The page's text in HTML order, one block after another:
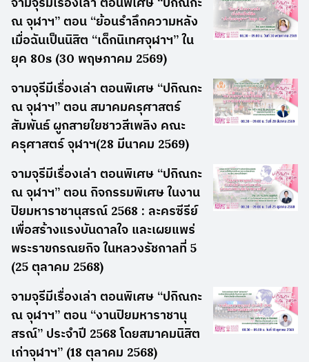
ณ จุฬาฯ” ตอน “ย้อนรำลึกความหลัง
เมื่อฉันเป็นนิสิต “เด็กนิเทศจุฬาฯ” ใน
ยุค 80s (30 พฤษภาคม 2569)
จามจุรีมีเรื่องเล่า ตอนพิเศษ “ปกิณกะ
ณ จุฬาฯ” ตอน สมาคมครุศาสตร์
สัมพันธ์ ผูกสายใยชาวสีเพลิง คณะ
ครุศาสตร์ จุฬาฯ(28 มีนาคม 2569)
จามจุรีมีเรื่องเล่า ตอนพิเศษ “ปกิณกะ
ณ จุฬาฯ” ตอน กิจกรรมพิเศษ ในงาน
ปิยมหาราชานุสรณ์ 2568 : ละครซีรีย์
เพื่อสร้างแรงบันดาลใจ และเผยแพร่
พระราขกรณยกิจ ในหลวงรัชกาลที่ 5
(25 ตุลาคม 2568)
จามจุรีมีเรื่องเล่า ตอนพิเศษ “ปกิณกะ
ณ จุฬาฯ” ตอน “งานปิยมหาราชานุ
สรณ์” ประจำปี 2568 โดยสมาคมนิสิต
เก่าจุฬาฯ” (18 ตุลาคม 2568)